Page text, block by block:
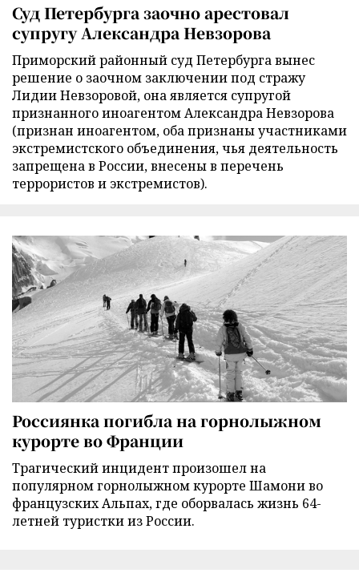
Суд Петербурга заочно арестовал
супругу Александра Невзорова
Приморский районный суд Петербурга вынес
решение о заочном заключении под стражу
Лидии Невзоровой, она является супругой
признанного иноагентом Александра Невзорова
(признан иноагентом, оба признаны участниками
экстремистского объединения, чья деятельность
запрещена в России, внесены в перечень
террористов и экстремистов).
Россиянка погибла на горнолыжном
курорте во Франции
Трагический инцидент произошел на
популярном горнолыжном курорте Шамони во
французских Альпах, где оборвалась жизнь 64-
летней туристки из России.